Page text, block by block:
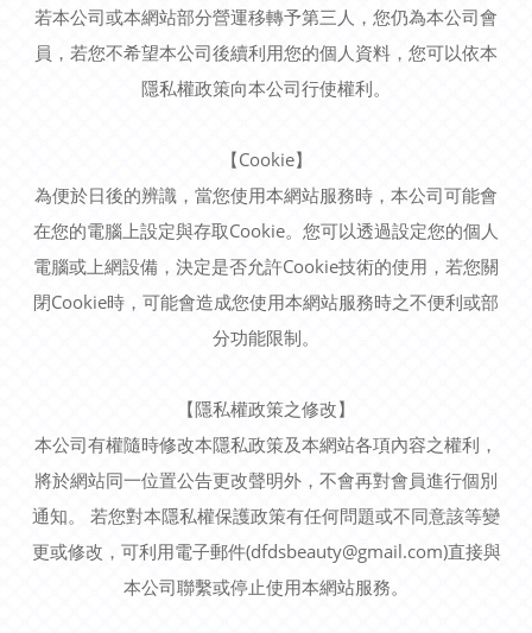
若本公司或本網站部分營運移轉予第三人，您仍為本公司會
員，若您不希望本公司後續利用您的個人資料，您可以依本
隱私權政策向本公司行使權利。
【Cookie】
為便於日後的辨識，當您使用本網站服務時，本公司可能會
在您的電腦上設定與存取Cookie。您可以透過設定您的個人
電腦或上網設備，決定是否允許Cookie技術的使用，若您關
閉Cookie時，可能會造成您使用本網站服務時之不便利或部
分功能限制。
【隱私權政策之修改】
本公司有權隨時修改本隱私政策及本網站各項內容之權利，
將於網站同一位置公告更改聲明外，不會再對會員進行個別
通知。 若您對本隱私權保護政策有任何問題或不同意該等變
更或修改，可利用電子郵件(dfdsbeauty@gmail.com)直接與
本公司聯繫或停止使用本網站服務。